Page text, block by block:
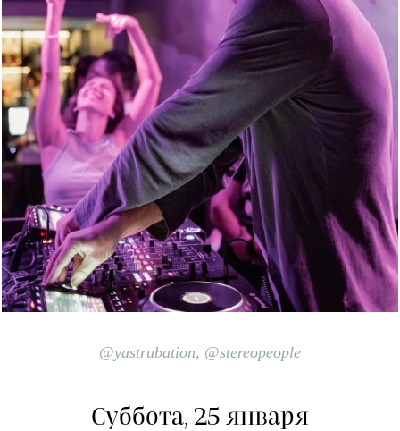
@yastrubation, @stereopeople
Суббота, 25 января